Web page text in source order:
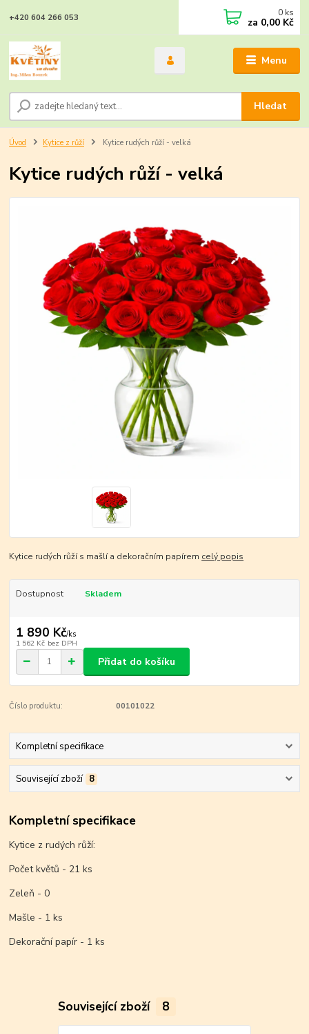
Menu
Hledat
+420 604 266 053 0 ks
za 0,00 Kč
Úvod Kytice z růží Kytice rudých růží - velká
Kytice rudých růží - velká
Kytice rudých růží s mašlí a dekoračním papírem celý popis
Dostupnost Skladem
1 890 Kč/ks
1 562 Kč bez DPH
Přidat do košíku
Číslo produktu: 00101022
Kompletní specifikace
Související zboží 8
Kompletní specifikace
Kytice z rudých růží:
Počet květů - 21 ks
Zeleň - 0
Mašle - 1 ks
Dekorační papír - 1 ks
Související zboží 8